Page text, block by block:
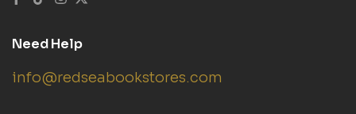
Need Help
info@redseabookstores.com